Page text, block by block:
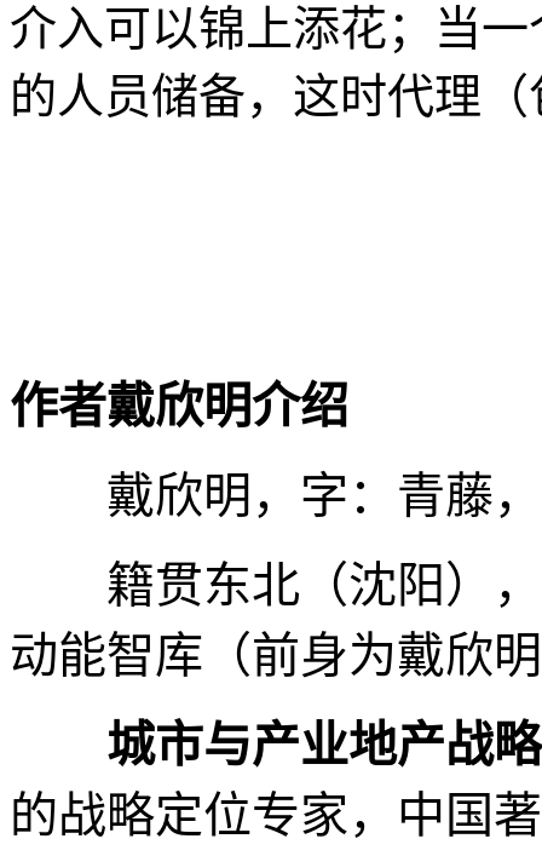
介入可以锦上添花；当
的人员储备，这时代理
作者戴欣明介绍
戴欣明，字：青藤，
籍贯东北（沈阳），
动能智库（前身为戴欣
城市与产业地产战
的战略定位专家，中国